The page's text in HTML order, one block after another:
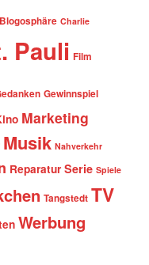
Blogosphäre Charlie
Pauli Film
Gewinnspiel
Marketing
Musik Nahverkehr
Reparatur Serie Spiele
Tangstedt TV
Werbung